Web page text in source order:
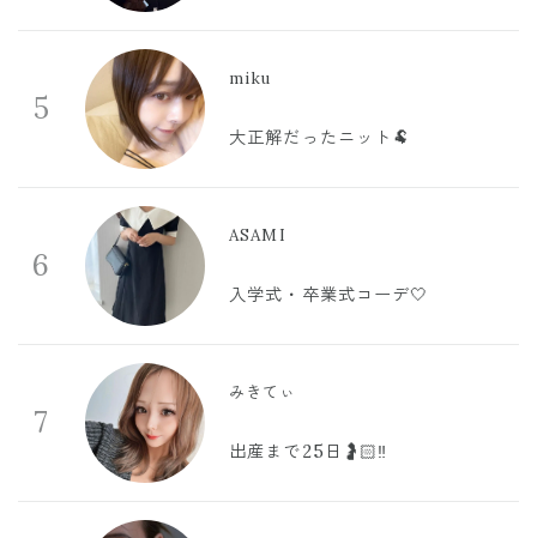
5
miku
大正解だったニット🐏
6
ASAMI
入学式・卒業式コーデ🤍
7
みきてぃ
出産まで25日🤰🏻‼️